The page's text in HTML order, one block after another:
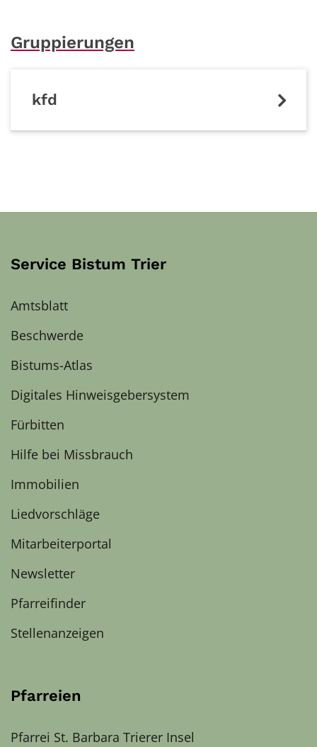
Gruppierungen
kfd
Service Bistum Trier
Amtsblatt
Beschwerde
Bistums-Atlas
Digitales Hinweisgebersystem
Fürbitten
Hilfe bei Missbrauch
Immobilien
Liedvorschläge
Mitarbeiterportal
Newsletter
Pfarreifinder
Stellenanzeigen
Pfarreien
Pfarrei St. Barbara Trierer Insel